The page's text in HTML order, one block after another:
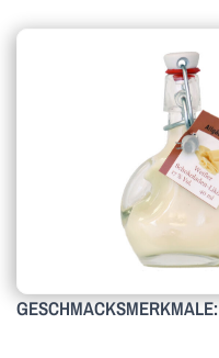
GESCHMACKSMERKMALE: